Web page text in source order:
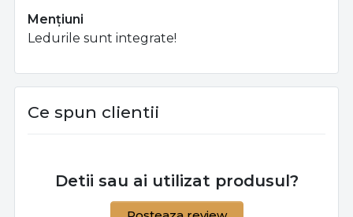
Mențiuni
Ledurile sunt integrate!
Ce spun clientii
Detii sau ai utilizat produsul?